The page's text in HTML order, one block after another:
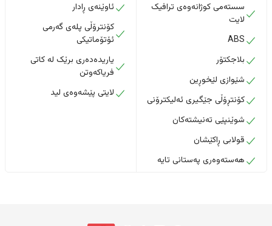
سستەمی کوژانەوەی ترافیک
لایت
ABS
بلاجکتۆر
شێوازی لێخوڕین
کۆنتڕۆڵی جێگیری ئەلیکترۆنی
شوێنپێی تەنیشتەکان
قولابی ڕاکێشان
هەستەوەری پەستانی تایە
ئاوێنەی ڕادار
کۆنترۆڵی پلەی گەرمی
ئۆتۆماتیکی
یاریدەدەری برێک لە کاتی
فریاکەوتن
لایتی پێشەوەی لید